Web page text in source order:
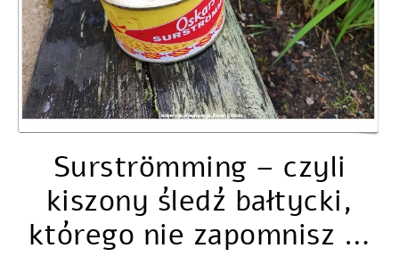
Surströmming – czyli
kiszony śledź bałtycki,
którego nie zapomnisz …